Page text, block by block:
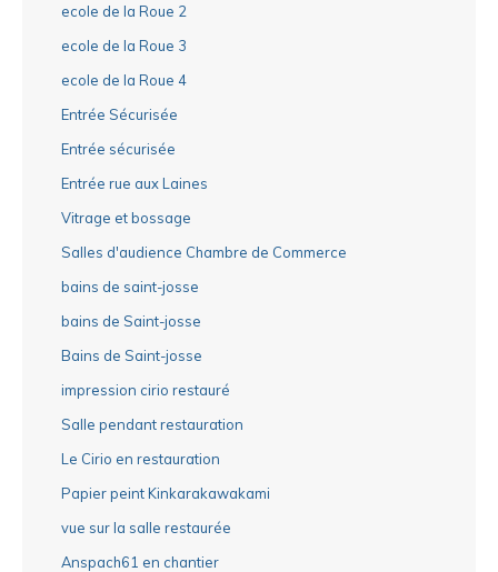
ecole de la Roue 2
ecole de la Roue 3
ecole de la Roue 4
Entrée Sécurisée
Entrée sécurisée
Entrée rue aux Laines
Vitrage et bossage
Salles d'audience Chambre de Commerce
bains de saint-josse
bains de Saint-josse
Bains de Saint-josse
impression cirio restauré
Salle pendant restauration
Le Cirio en restauration
Papier peint Kinkarakawakami
vue sur la salle restaurée
Anspach61 en chantier